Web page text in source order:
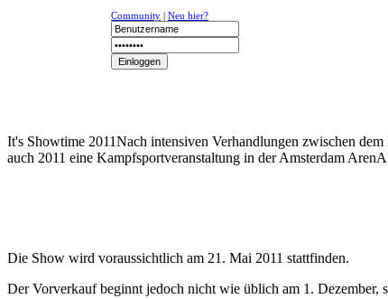
Community | Neu hier?
It's Showtime 2011Nach intensiven Verhandlungen zwischen
auch 2011 eine Kampfsportveranstaltung in der Amsterdam
Die Show wird voraussichtlich am 21. Mai 2011 stattfinden.
Der Vorverkauf beginnt jedoch nicht wie üblich am 1. Dezember,